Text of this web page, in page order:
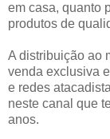
em casa, quanto
produtos de
A distribuição ao
venda exclusiva
e redes
neste canal que
anos.